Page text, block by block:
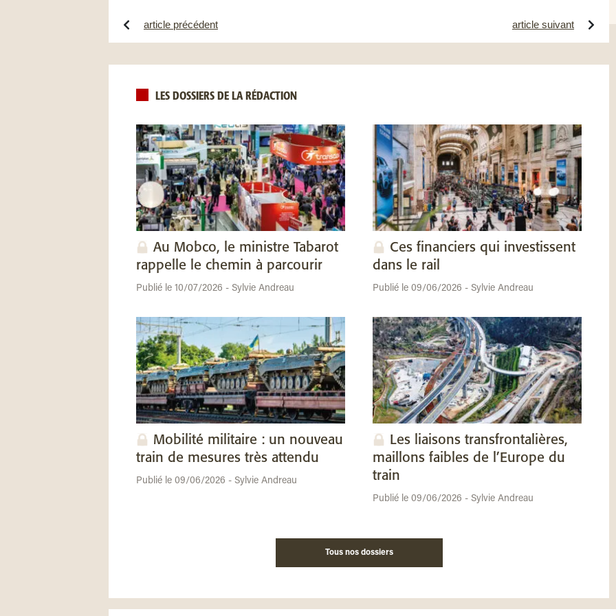
article précédent article suivant
LES DOSSIERS DE LA RÉDACTION
Au Mobco, le ministre Tabarot
rappelle le chemin à parcourir
Publié le 10/07/2026 - Sylvie Andreau
Ces financiers qui investissent
dans le rail
Publié le 09/06/2026 - Sylvie Andreau
Mobilité militaire : un nouveau
train de mesures très attendu
Publié le 09/06/2026 - Sylvie Andreau
Les liaisons transfrontalières,
maillons faibles de l’Europe du
train
Publié le 09/06/2026 - Sylvie Andreau
Tous nos dossiers